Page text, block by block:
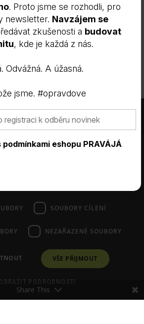
. Proto jsme se rozhodli, pro
newsletter. Navzájem se
zkušenosti a budovat
, kde je každá z nás.
Odvážná. A úžasná.
jsme. #opravdove
podmínkami eshopu PRAVÁJÁ
MŮJ ÚČET
Share This Poraďte se se Zdenkou
×
stránky používají
cookie.
používají soubory cookie ke zlepšení
Používáním našich webových stránek
SOUBORY CÍLENÍ
NEZAŘAZENÉ SOUBORY
VŠE PŘIJMOUT
PODROBNOSTI